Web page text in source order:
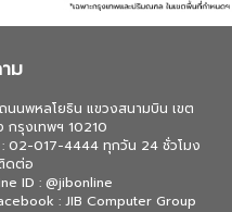
ม
นนพหลโยธิน แขวงสนามบิน เขต
กรุงเทพฯ 10210
: 02-017-4444 ทุกวัน 24 ชั่วโมง
ดต่อ
ID : @jibonline
: JIB Computer Group